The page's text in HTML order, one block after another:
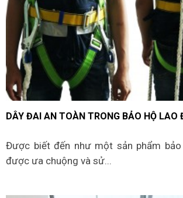
DÂY ĐAI AN TOÀN TRONG BẢO HỘ LAO
Được biết đến như một sản phẩm
được ưa chuộng và sử...